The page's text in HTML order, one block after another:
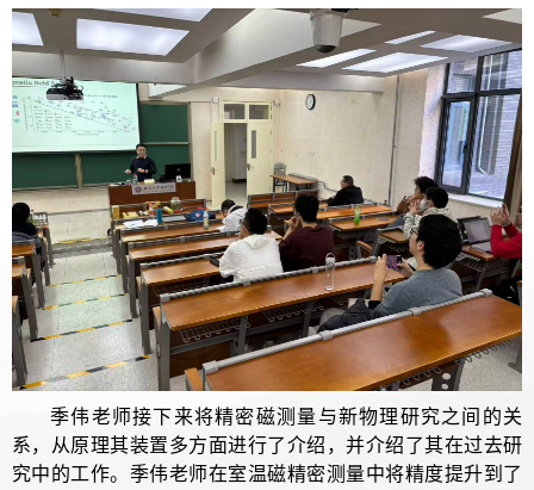
季伟老师接下来将精密磁测量与新物理研究之间的关
系，从原理其装置多方面进行了介绍，并介绍了其在过去研
究中的工作。季伟老师在室温磁精密测量中将精度提升到了